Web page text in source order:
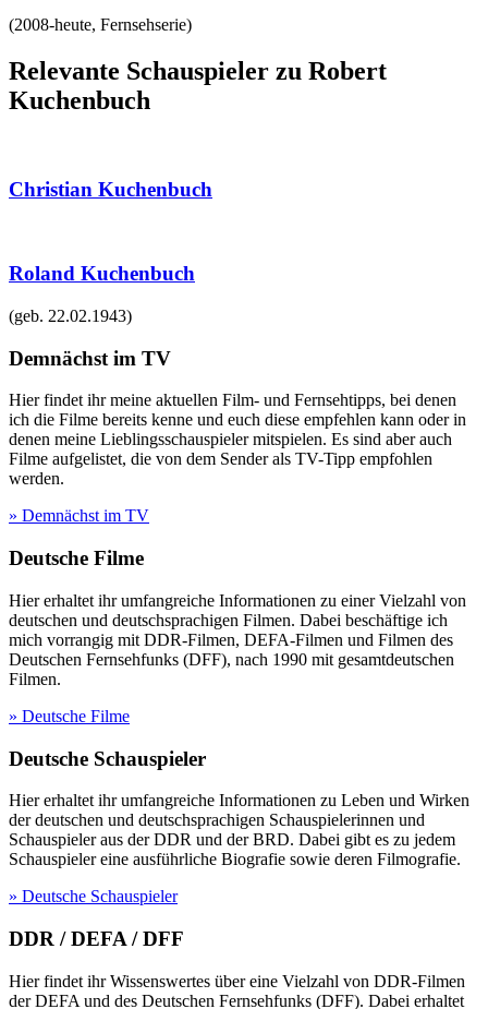
(2008-heute, Fernsehserie)
Relevante Schauspieler zu Robert
Kuchenbuch
Christian Kuchenbuch
Roland Kuchenbuch
(geb. 22.02.1943)
Demnächst im TV
Hier findet ihr meine aktuellen Film- und Fernsehtipps, bei denen
ich die Filme bereits kenne und euch diese empfehlen kann oder in
denen meine Lieblingsschauspieler mitspielen. Es sind aber auch
Filme aufgelistet, die von dem Sender als TV-Tipp empfohlen
werden.
» Demnächst im TV
Deutsche Filme
Hier erhaltet ihr umfangreiche Informationen zu einer Vielzahl von
deutschen und deutschsprachigen Filmen. Dabei beschäftige ich
mich vorrangig mit DDR-Filmen, DEFA-Filmen und Filmen des
Deutschen Fernsehfunks (DFF), nach 1990 mit gesamtdeutschen
Filmen.
» Deutsche Filme
Deutsche Schauspieler
Hier erhaltet ihr umfangreiche Informationen zu Leben und Wirken
der deutschen und deutschsprachigen Schauspielerinnen und
Schauspieler aus der DDR und der BRD. Dabei gibt es zu jedem
Schauspieler eine ausführliche Biografie sowie deren Filmografie.
» Deutsche Schauspieler
DDR / DEFA / DFF
Hier findet ihr Wissenswertes über eine Vielzahl von DDR-Filmen
der DEFA und des Deutschen Fernsehfunks (DFF). Dabei erhaltet